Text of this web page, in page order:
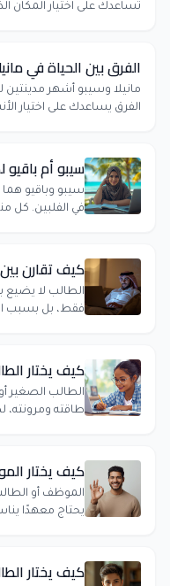
تساعدك على اختيار المكان
الفرق بين الحياة في
مانيلا وسيبو أشهر
الفرق يساعدك على اختيار
سيبو أم باقيو
سيبو وباقيو هما
في الفلبين. كل
كيف تقارن
الطالب لا يضيع
فقط، بل بسبب
كيف يختار
الطالب الصغير
طاقته ومرونته،
كيف يختار
الموظف أو
يحتاج معهدًا
كيف يختار